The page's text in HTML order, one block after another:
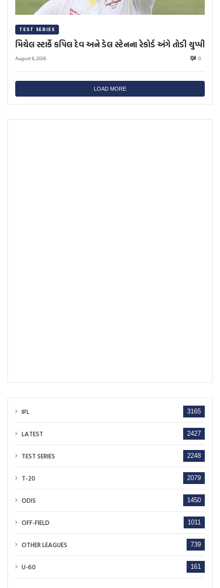
TEST SERIES
મિચેલ સ્ટાર્કે કપિલ દેવ અને ડેલ સ્ટેનના રેકોર્ડ અંગે તોડી ચુપ્પી
August 6, 2026 0
LOAD MORE
IPL 3165
LATEST 2427
TEST SERIES 2248
T-20 2079
ODIS 1450
OFF-FIELD 1011
OTHER LEAGUES 739
U-60 161